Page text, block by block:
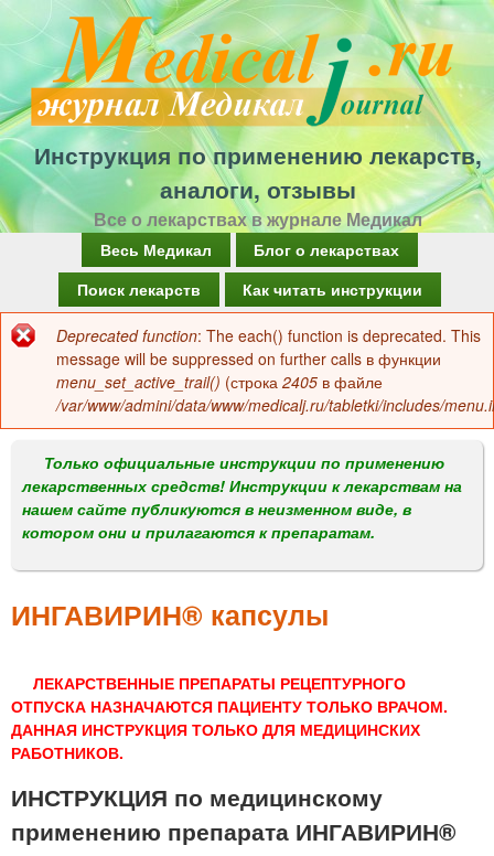
Перейти
к
основному
содержанию
Инструкция по применению лекарств,
аналоги, отзывы
Все о лекарствах в журнале Медикал
а
в
о
м
е
н
Весь Медикал
Блог о лекарствах
Поиск лекарств
Как читать инструкции
Сообщение
об
ошибке
Deprecated function: The each() function is deprecated. This
message will be suppressed on further calls в функции
menu_set_active_trail() (строка 2405 в файле
/var/www/admini/data/www/medicalj.ru/tabletki/includes/
Только официальные инструкции по применению
лекарственных средств! Инструкции к лекарствам на
нашем сайте публикуются в неизменном виде, в
котором они и прилагаются к препаратам.
ИНГАВИРИН® капсулы
ЛЕКАРСТВЕННЫЕ ПРЕПАРАТЫ РЕЦЕПТУРНОГО
ОТПУСКА НАЗНАЧАЮТСЯ ПАЦИЕНТУ ТОЛЬКО ВРАЧОМ.
ДАННАЯ ИНСТРУКЦИЯ ТОЛЬКО ДЛЯ МЕДИЦИНСКИХ
РАБОТНИКОВ.
ИНСТРУКЦИЯ по медицинскому
применению препарата ИНГАВИРИН®